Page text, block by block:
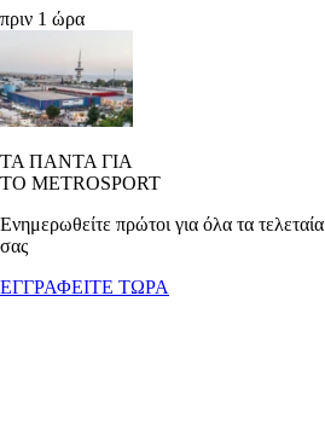
πριν 1 ώρα
ΤΑ ΠΑΝΤΑ ΓΙΑ
ΤΟ METROSPORT
Ενημερωθείτε πρώτοι για όλα τα
σας
ΕΓΓΡΑΦΕΙΤΕ ΤΩΡΑ